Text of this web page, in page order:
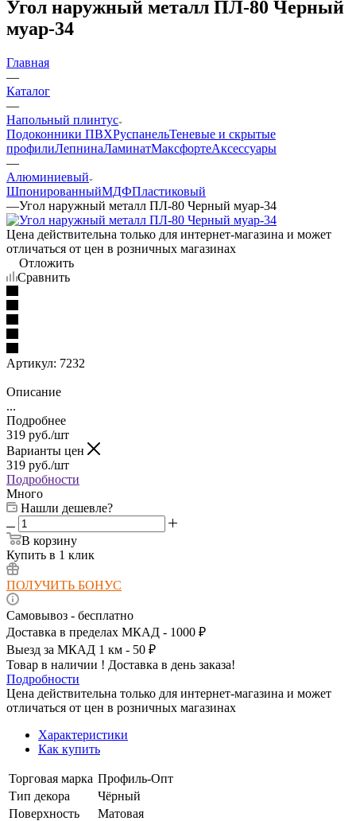
Угол наружный металл ПЛ-80 Черный
муар-34
Главная
—
Каталог
—
Напольный плинтус
Подоконники ПВХРуспанельТеневые и скрытые
профилиЛепнинаЛаминатМаксфортеАксессуары
—
Алюминиевый
ШпонированныйМДФПластиковый
—Угол наружный металл ПЛ-80 Черный муар-34
Цена действительна только для интернет-магазина и может
отличаться от цен в розничных магазинах
Отложить
Сравнить
Артикул: 7232
Описание
...
Подробнее
319 руб./шт
Варианты цен
319 руб./шт
Подробности
Много
Нашли дешевле?
В корзину
Купить в 1 клик
ПОЛУЧИТЬ БОНУС
Самовывоз - бесплатно
Доставка в пределах МКАД - 1000 ₽
Выезд за МКАД 1 км - 50 ₽
Товар в наличии ! Доставка в день заказа!
Подробности
Цена действительна только для интернет-магазина и может
отличаться от цен в розничных магазинах
Характеристики
Как купить
Торговая марка Профиль-Опт
Тип декора
Чёрный
Поверхность
Матовая